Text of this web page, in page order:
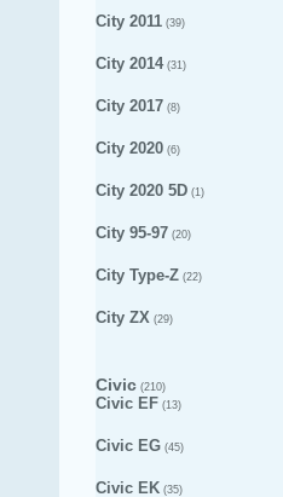
City 2011 (39)
City 2014(31)
City 2017 (8)
City 2020 (6)
City 2020 5D (1)
City 95-97 (20)
City Type-Z (22)
City ZX (29)
Civic (210)
Civic EF (13)
Civic EG (45)
Civic EK (35)